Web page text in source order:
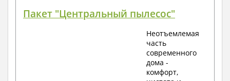
Пакет "Центральный пылесос"
Неотъемлемая
часть
современного
дома -
комфорт,